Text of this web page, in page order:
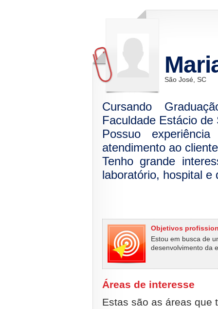
São José, SC
Cursando
Faculdade Estácio de
Possuo
atendimento ao
Tenho grande
laboratório, hospital e
Objetivos
Estou em busca de
desenvolvimento da
Áreas de interesse
Estas são as áreas que